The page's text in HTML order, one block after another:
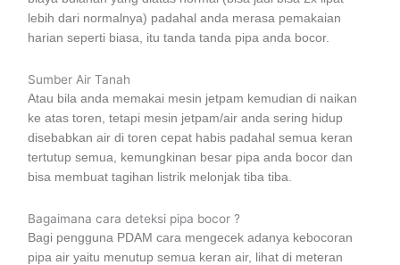
lebih dari normalnya) padahal anda merasa pemakaian
harian seperti biasa, itu tanda tanda pipa anda bocor.
Sumber Air Tanah
Atau bila anda memakai mesin jetpam kemudian di naikan
ke atas toren, tetapi mesin jetpam/air anda sering hidup
disebabkan air di toren cepat habis padahal semua keran
tertutup semua, kemungkinan besar pipa anda bocor dan
bisa membuat tagihan listrik melonjak tiba tiba.
Bagaimana cara deteksi pipa bocor ?
Bagi pengguna PDAM cara mengecek adanya kebocoran
pipa air yaitu menutup semua keran air, lihat di meteran